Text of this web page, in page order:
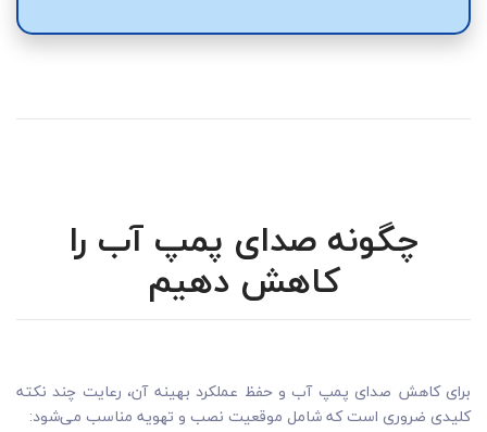
چگونه صدای پمپ آب را
کاهش دهیم
برای کاهش صدای پمپ آب و حفظ عملکرد بهینه آن، رعایت چند نکته
کلیدی ضروری است که شامل موقعیت نصب و تهویه مناسب می‌شود: